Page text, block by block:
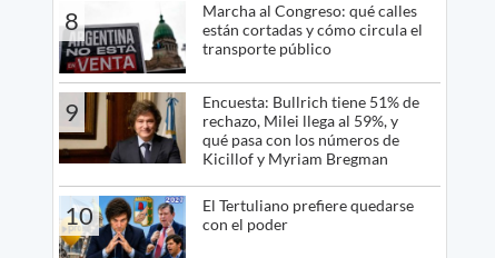
8
Marcha al Congreso: qué calles
están cortadas y cómo circula el
transporte público
9
Encuesta: Bullrich tiene 51% de
rechazo, Milei llega al 59%, y
qué pasa con los números de
Kicillof y Myriam Bregman
10
El Tertuliano prefiere quedarse
con el poder